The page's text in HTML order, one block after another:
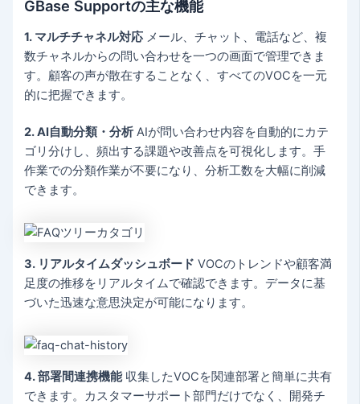
GBase Supportの主な機能
1. マルチチャネル対応 メール、チャット、電話など、複
数チャネルからの問い合わせを一つの画面で管理できま
す。顧客の声が散在することなく、すべてのVOCを一元
的に把握できます。
2. AI自動分類・分析 AIが問い合わせ内容を自動的にカテ
ゴリ分けし、頻出する課題や改善点を可視化します。手
作業での分類作業が不要になり、分析工数を大幅に削減
できます。
3. リアルタイムダッシュボード VOCのトレンドや顧客満
足度の推移をリアルタイムで確認できます。データに基
づいた迅速な意思決定が可能になります。
4. 部署間連携機能収集したVOCを関連部署と簡単に共有
できます。カスタマーサポート部門だけでなく、開発チ